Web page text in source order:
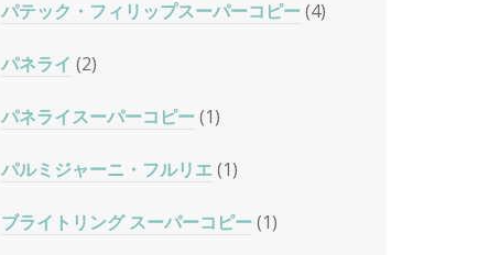
パテック・フィリップスーパーコピー(4)
パネライ (2)
パネライスーパーコピー(1)
パルミジャーニ・フルリエ(1)
ブライトリング スーパーコピー(1)